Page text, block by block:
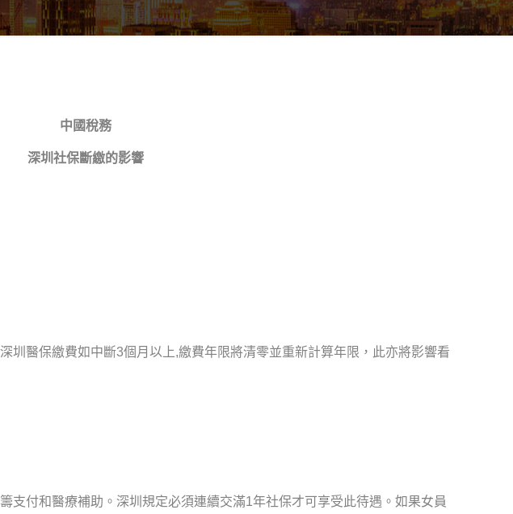
中國稅務
深圳社保斷繳的影響
圳醫保繳費如中斷3個月以上,繳費年限將清零並重新計算年限，此亦將影響看
支付和醫療補助。深圳規定必須連續交滿1年社保才可享受此待遇。如果女員